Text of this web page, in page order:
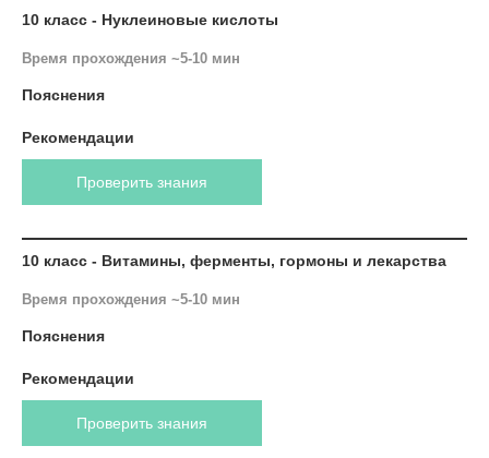
10 класс - Нуклеиновые кислоты
Время прохождения ~5-10 мин
Пояснения
Рекомендации
Проверить знания
10 класс - Витамины, ферменты, гормоны и лекарства
Время прохождения ~5-10 мин
Пояснения
Рекомендации
Проверить знания